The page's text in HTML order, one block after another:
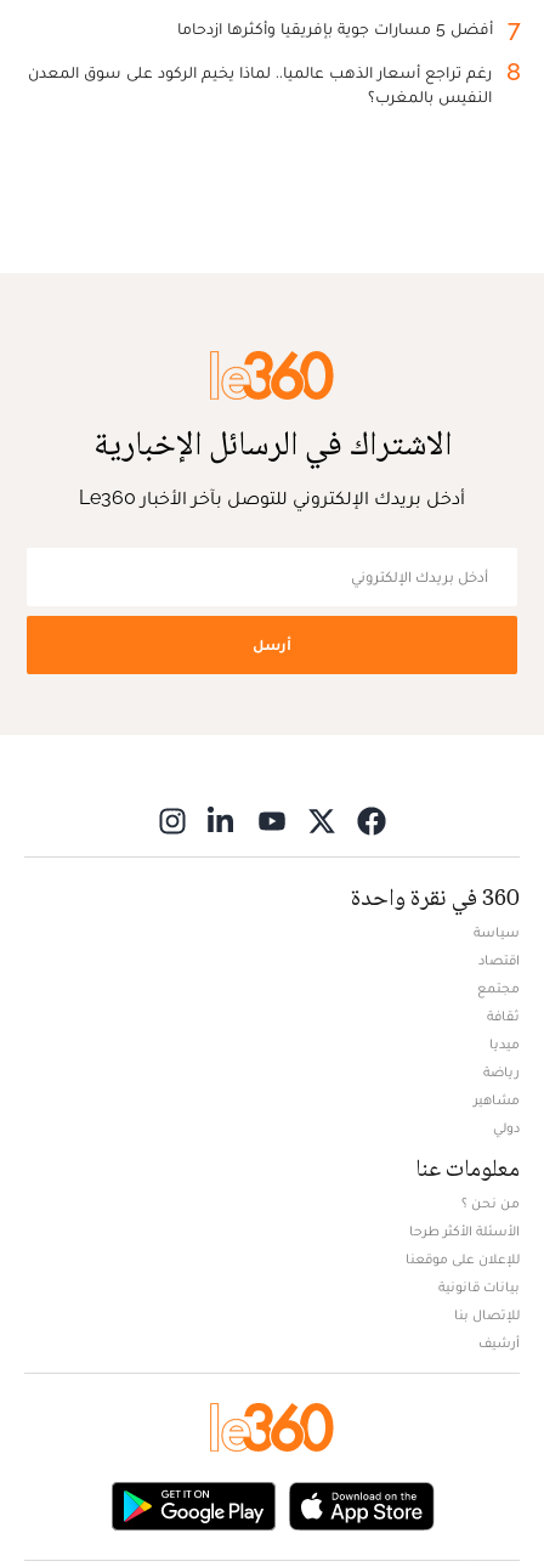
7 أفضل 5 مسارات جوية بإفريقيا وأكثرها ازدحاما
8
رغم تراجع أسعار الذهب عالميا.. لماذا يخيم الركود على سوق المعدن
النفيس بالمغرب؟
الاشتراك في الرسائل الإخبارية
أدخل بريدك الإلكتروني للتوصل بآخر الأخبار Le360
أرسل
360 في نقرة واحدة
سياسة
اقتصاد
مجتمع
ثقافة
ميديا
رياضة
مشاهير
دولي
معلومات عنا
من نحن ؟
الأسئلة الأكثر طرحا
للإعلان على موقعنا
بيانات قانونية
للإتصال بنا
أرشيف